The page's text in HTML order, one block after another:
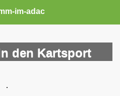
im-adac
den Kartsport